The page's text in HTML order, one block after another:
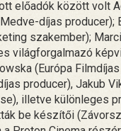
előadók között volt
díjas producer);
szakember);
világforgalmazó
(Európa
producer), Jakub
illetve különleges
be készítői